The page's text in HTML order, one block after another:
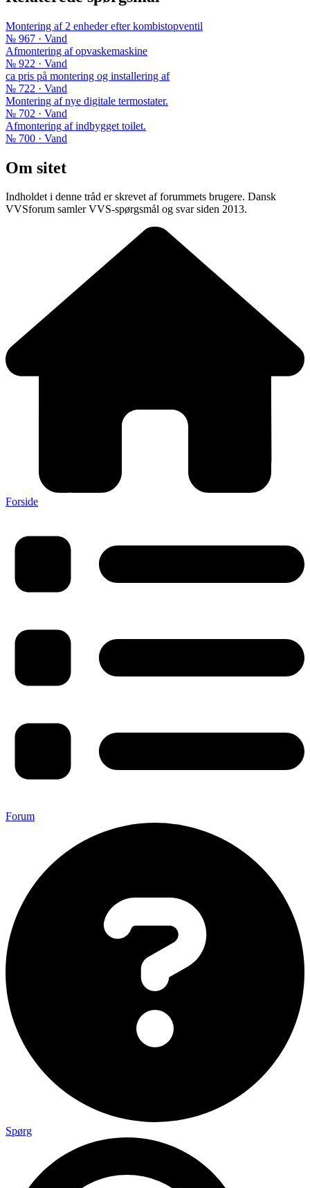
Montering af 2 enheder efter kombistopventil
№ 967 · Vand
Afmontering af opvaskemaskine
№ 922 · Vand
ca pris på montering og installering af
№ 722 · Vand
Montering af nye digitale termostater.
№ 702 · Vand
Afmontering af indbygget toilet.
№ 700 · Vand
Om sitet
Indholdet i denne tråd er skrevet af forummets brugere. Dansk
VVSforum samler VVS-spørgsmål og svar siden 2013.
Forside
Forum
Spørg